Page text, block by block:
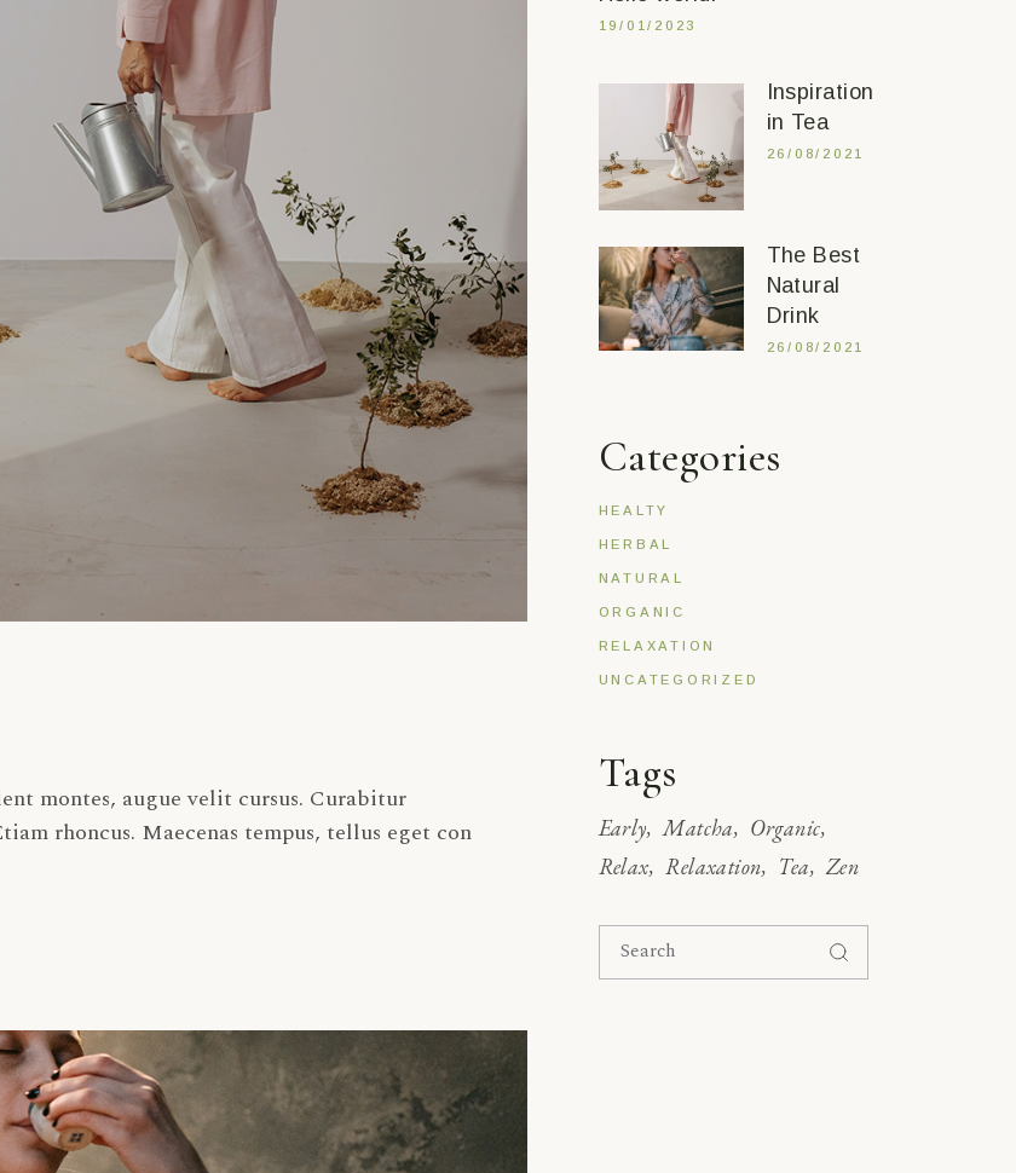
montes, augue velit cursus. Curabitur
rhoncus. Maecenas tempus, tellus eget con
19/01/2023
Inspiration
in Tea
26/08/2021
The Best
Natural
Drink
26/08/2021
Categories
HEALTY
HERBAL
NATURAL
ORGANIC
RELAXATION
UNCATEGORIZED
Tags
Early Matcha
Organic
Relax Relaxation Tea Zen
Search
for: